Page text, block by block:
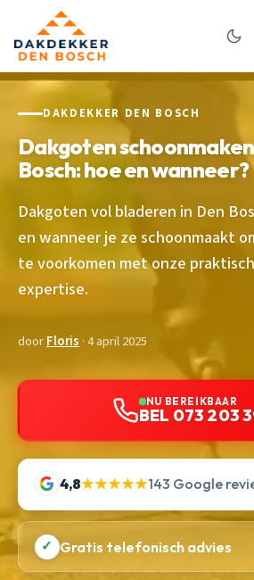
DAKDEKKER DEN BOSCH
Dakgoten
Bosch: hoe en wanneer?
Dakgoten vol bladeren in Den
en wanneer je ze schoonmaakt
te voorkomen met onze
expertise.
doorFloris · 4 april 2025
NU BEREIKBAAR
BEL 073 203
4,8★★★★★143 Google
✓ Gratis telefonisch advies